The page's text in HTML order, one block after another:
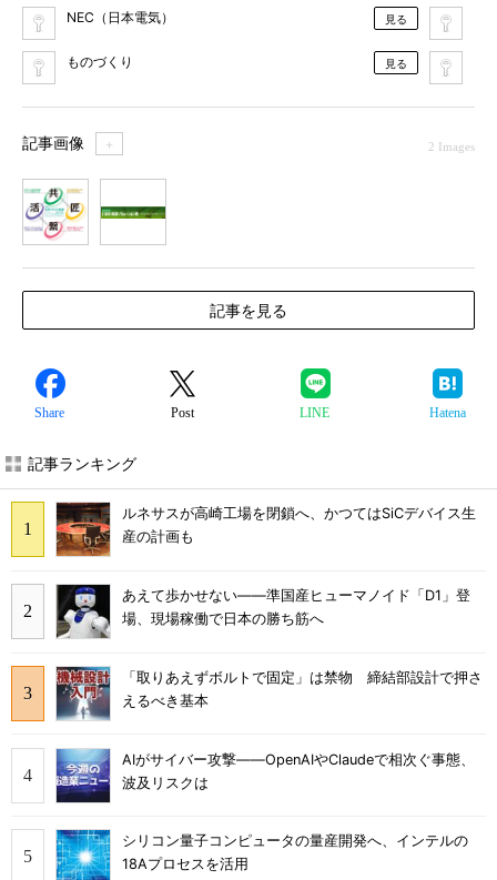
NEC（日本電気） 見る
ものづくり 見る
記事画像 ＋ 2 Images
記事を見る
Share Post LINE Hatena
記事ランキング
ルネサスが高崎工場を閉鎖へ、かつてはSiCデバイス生
産の計画も
あえて歩かせない――準国産ヒューマノイド「D1」登
場、現場稼働で日本の勝ち筋へ
「取りあえずボルトで固定」は禁物 締結部設計で押さ
えるべき基本
AIがサイバー攻撃――OpenAIやClaudeで相次ぐ事態、
波及リスクは
シリコン量子コンピュータの量産開発へ、インテルの
18Aプロセスを活用